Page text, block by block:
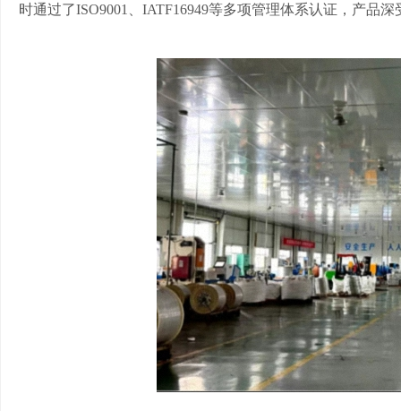
时通过了ISO9001、IATF16949等多项管理体系认证，产品